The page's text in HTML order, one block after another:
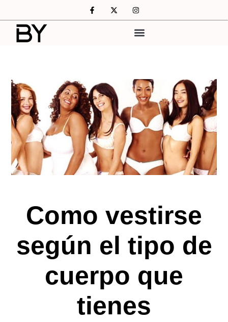
Como vestirse
según el tipo de
cuerpo que
tienes